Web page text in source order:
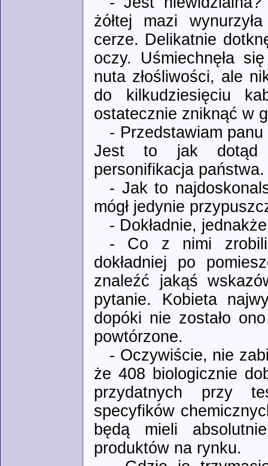
żółtej mazi
cerze. Delikatnie
oczy. Uśmiechnęła
nuta złośliwości, ale
do kilkudziesięciu
ostatecznie zniknąć w
- Przedstawiam
Jest to jak dotąd
personifikacja państwa.
- Jak to
mógł jedynie
- Dokładnie,
- Co z nimi
dokładniej po
znaleźć jakąś
pytanie. Kobieta
dopóki nie zostało
powtórzone.
- Oczywiście, nie
że 408 biologicznie
przydatnych przy
specyfików
będą mieli
produktów na rynku.